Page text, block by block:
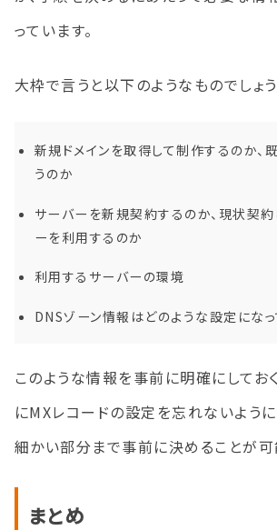
っています。
大枠で言うと以下のようなものでしょう
新規ドメインを取得して制作するのか、
うのか
サーバーを新規契約するのか、現状契
ーを利用するのか
利用するサーバーの環境
DNSゾーン情報はどのような設定にな
このような情報を事前に明確にしてお
にMXレコードの設定を忘れないように
細かい部分まで事前に決めることが可
まとめ